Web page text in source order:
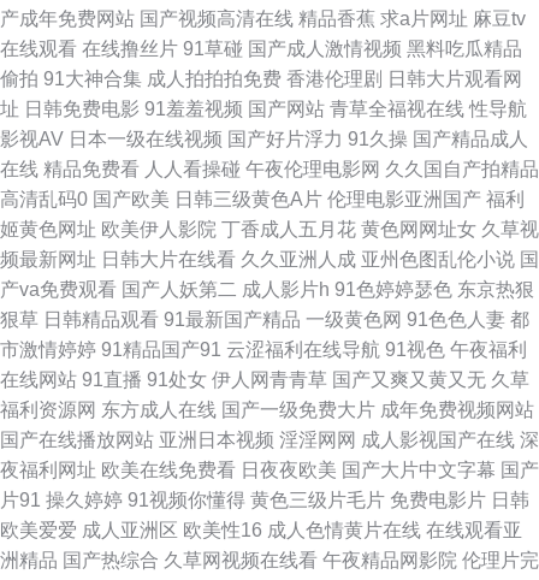
在线 日韩综合无码不卡 91精东传媒网站 国产ts在线观看 瑟瑟资源站总站 超
碰在线最97 欧洲女同按摩 91黄色制片厂 亚州av不卡在线播放 婷婷精品久久
超碰人人妻日 三级国产精品在线 91猫先生 国产21页草草 日韩av第一页 91
超碰人妻 国产精品久久日本 91视频伊人网 亚欧AV 黑料AV在线 91熟女中文
字幕 日本美女bb 成人免费超碰在线 香蕉视频网站 91在线综合视频 日本伦理
在线观看 91麻豆高清视频 日韩无码小蜜蜂看看 99热青青青草 日本高清在线
视频 91探花在线播放 日韩一区二区射精 成人天堂av 色色应用 91素人在线
人人射亚洲 日本无毛美女 91学生妹 亚洲久草性爱网 海角肏逼 91视频中文网
青娱乐91在线轻轻草 www色图亚洲 老湿青青草 色图日韩欧美精品国产 91论
坛视频 九一影院天美传媒 淫网综合 国产精品人妻久久 日韩免费乱轮网站 91
产成年免费网站 国产视频高清在线 精品香蕉 求a片网址 麻豆tv
在线观看 在线撸丝片 91草碰 国产成人激情视频 黑料吃瓜精品
偷拍 91大神合集 成人拍拍拍免费 香港伦理剧 日韩大片观看网
址 日韩免费电影 91羞羞视频 国产网站 青草全福视在线 性导航
影视AV 日本一级在线视频 国产好片浮力 91久操 国产精品成人
在线 精品免费看 人人看操碰 午夜伦理电影网 久久国自产拍精品
高清乱码0 国产欧美 日韩三级黄色A片 伦理电影亚洲国产 福利
姬黄色网址 欧美伊人影院 丁香成人五月花 黄色网网址女 久草视
频最新网址 日韩大片在线看 久久亚洲人成 亚州色图乱伦小说 国
产va免费观看 国产人妖第二 成人影片h 91色婷婷瑟色 东京热狠
狠草 日韩精品观看 91最新国产精品 一级黄色网 91色色人妻 都
市激情婷婷 91精品国产91 云涩福利在线导航 91视色 午夜福利
在线网站 91直播 91处女 伊人网青青草 国产又爽又黄又无 久草
福利资源网 东方成人在线 国产一级免费大片 成年免费视频网站
国产在线播放网站 亚洲日本视频 淫淫网网 成人影视国产在线 深
夜福利网址 欧美在线免费看 日夜夜欧美 国产大片中文字幕 国产
片91 操久婷婷 91视频你懂得 黄色三级片毛片 免费电影片 日韩
欧美爱爱 成人亚洲区 欧美性16 成人色情黄片在线 在线观看亚
洲精品 国产热综合 久草网视频在线看 午夜精品网影院 伦理片完